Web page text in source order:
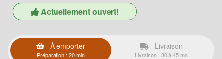
Actuellement ouvert!
À emporter
Préparation : 20 min
Livraison
Livraison : 30 à 45 mn